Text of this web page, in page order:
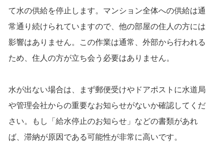
て水の供給を停止します。マンション全体への供給は通
常通り続けられていますので、他の部屋の住人の方には
影響はありません。この作業は通常、外部から行われる
ため、住人の方が立ち会う必要はありません。
水が出ない場合は、まず郵便受けやドアポストに水道局
や管理会社からの重要なお知らせがないか確認してくだ
さい。もし「給水停止のお知らせ」などの書類があれ
ば、滞納が原因である可能性が非常に高いです。